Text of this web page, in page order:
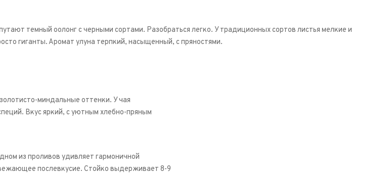
темный оолонг с черными сортами. Разобраться легко. У традиционных сортов листья мелкие и
гиганты. Аромат улуна терпкий, насыщенный, с пряностями.
миндальные оттенки. У чая
Вкус яркий, с уютным хлебно-пряным
из проливов удивляет гармоничной
послевкусие. Стойко выдерживает 8-9